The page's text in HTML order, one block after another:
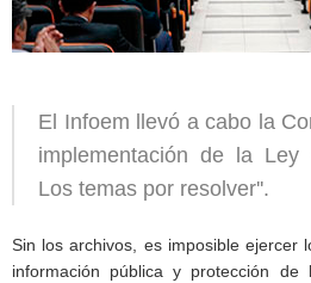
El Infoem llevó a cabo la
implementación de la Ley
Los temas por resolver''.
Sin los archivos, es imposible ejercer
información pública y protección de